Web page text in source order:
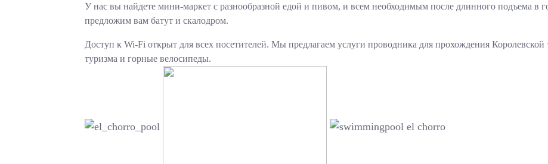
У нас вы найдете мини-маркет с разнообразной едой и пивом, и всем необходимым после длинного подъема в
предложим вам батут и скалодром.
Доступ к Wi-Fi открыт для всех посетителей. Мы предлагаем услуги проводника для прохождения
туризма и горные велосипеды.